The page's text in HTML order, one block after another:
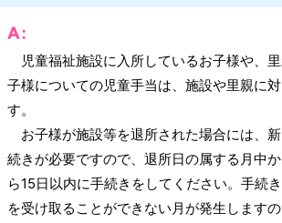
児童福祉施設に入所しているお子様や、
子様についての児童手当は、施設や里親に
す。
お子様が施設等を退所された場合には、
続きが必要ですので、退所日の属する月中
ら15日以内に手続きをしてください。手続
を受け取ることができない月が発生します